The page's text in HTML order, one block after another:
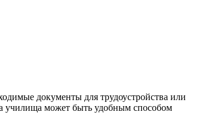
документы для трудоустройства или
училища может быть удобным способом